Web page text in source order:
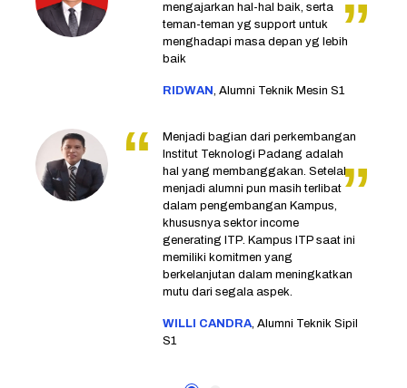
mengajarkan hal-hal baik, serta
teman-teman yg support untuk
menghadapi masa depan yg lebih
baik
RIDWAN , Alumni Teknik Mesin S1
Menjadi bagian dari perkembangan
Institut Teknologi Padang adalah
hal yang membanggakan. Setelah
menjadi alumni pun masih terlibat
dalam pengembangan Kampus,
khususnya sektor income
generating ITP. Kampus ITP saat ini
memiliki komitmen yang
berkelanjutan dalam meningkatkan
mutu dari segala aspek.
WILLI CANDRA, Alumni Teknik Sipil
S1